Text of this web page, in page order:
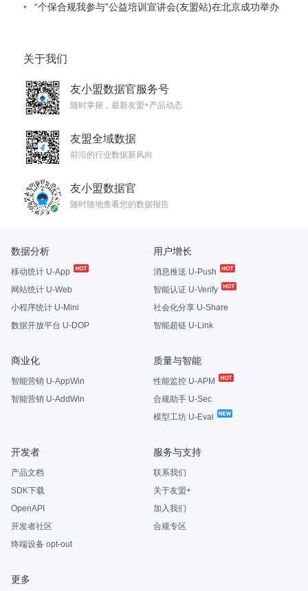
• “个保合规我参与”公益培训宣讲会(友盟站)在北京成功举办
关于我们
友小盟数据官服务号
随时掌握，最新友盟+产品动态
友盟全域数据
前沿的行业数据新风向
友小盟数据官
随时随地查看您的数据报告
数据分析
移动统计 U-App
网站统计 U-Web
小程序统计 U-Mini
数据开放平台 U-DOP
用户增长
消息推送 U-Push
智能认证 U-Verify
社会化分享 U-Share
智能超链 U-Link
商业化
智能营销 U-AppWin
智能营销 U-AddWin
质量与智能
性能监控 U-APM
合规助手 U-Sec
模型工坊 U-Eval
开发者
产品文档
SDK下载
OpenAPI
开发者社区
终端设备 opt-out
服务与支持
联系我们
关于友盟+
加入我们
合规专区
更多